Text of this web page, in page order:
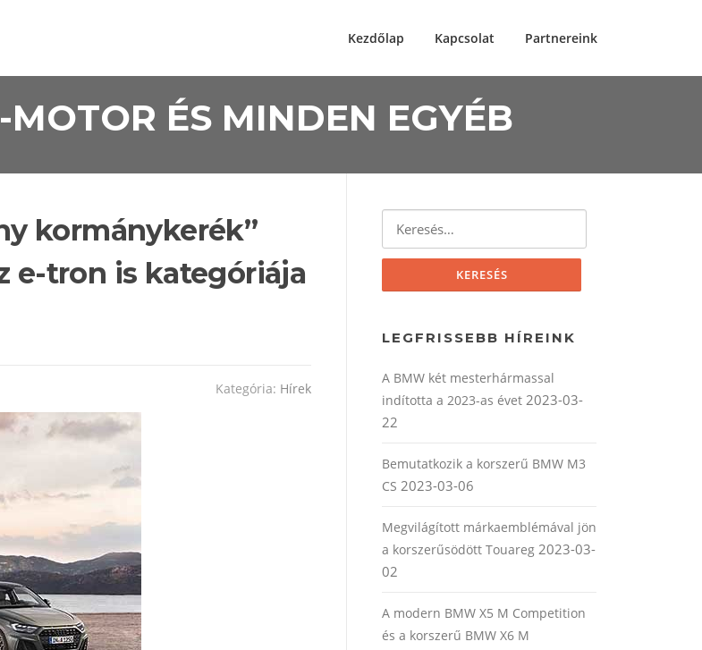
Kezdőlap Kapcsolat Partnereink
ÉS MINDEN EGYÉB
kormánykerék”
e-tron is kategóriája
Kategória: Hírek
LEGFRISSEBB HÍREINK
A BMW két mesterhármassal
indította a 2023-as évet 2023-03-
22
Bemutatkozik a korszerű BMW M3
CS 2023-03-06
Megvilágított márkaemblémával jön
a korszerűsödött Touareg 2023-03-
02
A modern BMW X5 M Competition
és a korszerű BMW X6 M